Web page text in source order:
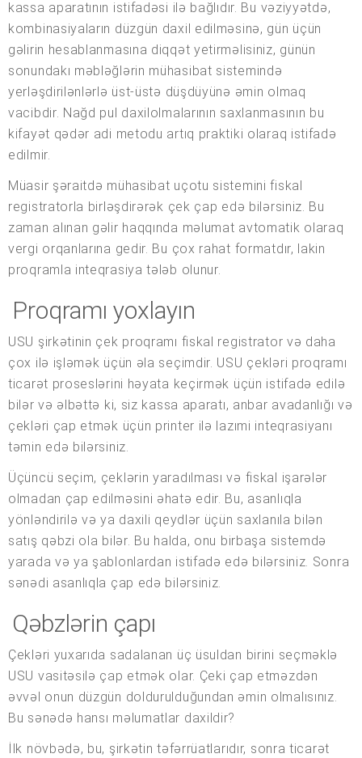
kassa aparatının istifadəsi ilə bağlıdır. Bu vəziyyətdə,
kombinasiyaların düzgün daxil edilməsinə, gün üçün
gəlirin hesablanmasına diqqət yetirməlisiniz, günün
sonundakı məbləğlərin mühasibat sistemində
yerləşdirilənlərlə üst-üstə düşdüyünə əmin olmaq
vacibdir. Nağd pul daxilolmalarının saxlanmasının bu
kifayət qədər adi metodu artıq praktiki olaraq istifadə
edilmir.
Müasir şəraitdə mühasibat uçotu sistemini fiskal
registratorla birləşdirərək çek çap edə bilərsiniz. Bu
zaman alınan gəlir haqqında məlumat avtomatik olaraq
vergi orqanlarına gedir. Bu çox rahat formatdır, lakin
proqramla inteqrasiya tələb olunur.
Proqramı yoxlayın
USU şirkətinin çek proqramı fiskal registrator və daha
çox ilə işləmək üçün əla seçimdir. USU çekləri proqramı
ticarət proseslərini həyata keçirmək üçün istifadə edilə
bilər və əlbəttə ki, siz kassa aparatı, anbar avadanlığı və
çekləri çap etmək üçün printer ilə lazımi inteqrasiyanı
təmin edə bilərsiniz.
Üçüncü seçim, çeklərin yaradılması və fiskal işarələr
olmadan çap edilməsini əhatə edir. Bu, asanlıqla
yönləndirilə və ya daxili qeydlər üçün saxlanıla bilən
satış qəbzi ola bilər. Bu halda, onu birbaşa sistemdə
yarada və ya şablonlardan istifadə edə bilərsiniz. Sonra
sənədi asanlıqla çap edə bilərsiniz.
Qəbzlərin çapı
Çekləri yuxarıda sadalanan üç üsuldan birini seçməklə
USU vasitəsilə çap etmək olar. Çeki çap etməzdən
əvvəl onun düzgün doldurulduğundan əmin olmalısınız.
Bu sənədə hansı məlumatlar daxildir?
İlk növbədə, bu, şirkətin təfərrüatlarıdır, sonra ticarət